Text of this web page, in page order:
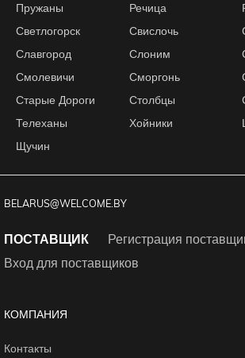
Пружаны
Речица
Светлогорск
Свислочь
Славгород
Слоним
Смолевичи
Сморгонь
Старые Дороги
Столбцы
Телеханы
Хойники
Щучин
BELARUS@WELCOME.BY
ПОСТАВЩИК
Регистрация
Вход для поставщиков
КОМПАНИЯ
Контакты